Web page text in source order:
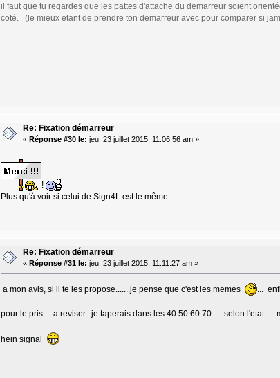
il faut que tu regardes que les pattes d'attache du demarreur soient
coté. (le mieux etant de prendre ton demarreur avec pour comparer si
Re: Fixation démarreur
« Réponse #30 le: jeu. 23 juillet 2015, 11:06:56 am »
!
Plus qu'à voir si celui de Sign4L est le même.
Re: Fixation démarreur
« Réponse #31 le: jeu. 23 juillet 2015, 11:11:27 am »
a mon avis, si il te les propose.......je pense que c'est les memes ...
pour le pris... a reviser...je taperais dans les 40 50 60 70 ... selon l'etat....
hein signal